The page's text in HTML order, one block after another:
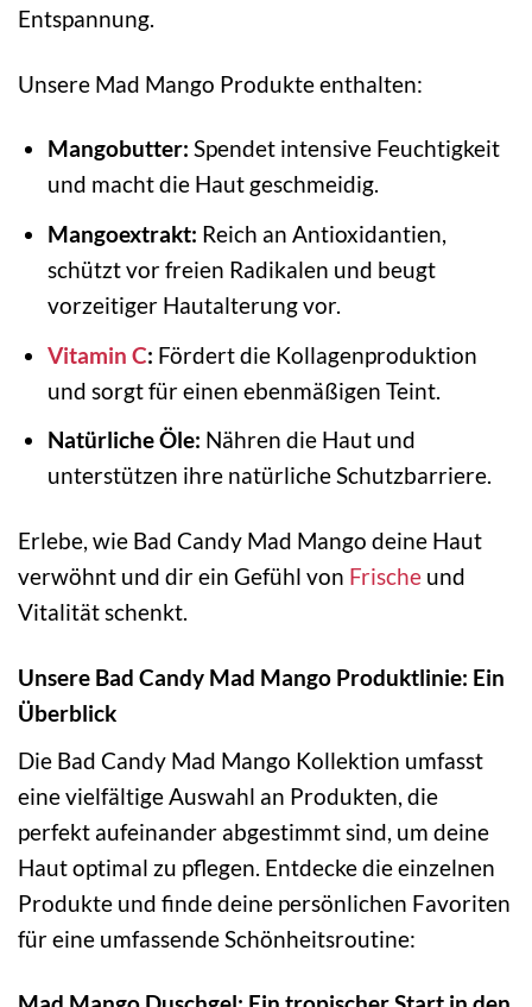
Entspannung.
Unsere Mad Mango Produkte enthalten:
Mangobutter: Spendet intensive Feuchtigkeit
und macht die Haut geschmeidig.
Mangoextrakt: Reich an Antioxidantien,
schützt vor freien Radikalen und beugt
vorzeitiger Hautalterung vor.
Vitamin C: Fördert die Kollagenproduktion
und sorgt für einen ebenmäßigen Teint.
Natürliche Öle: Nähren die Haut und
unterstützen ihre natürliche Schutzbarriere.
Erlebe, wie Bad Candy Mad Mango deine Haut
verwöhnt und dir ein Gefühl von Frische und
Vitalität schenkt.
Unsere Bad Candy Mad Mango Produktlinie: Ein
Überblick
Die Bad Candy Mad Mango Kollektion umfasst
eine vielfältige Auswahl an Produkten, die
perfekt aufeinander abgestimmt sind, um deine
Haut optimal zu pflegen. Entdecke die einzelnen
Produkte und finde deine persönlichen Favoriten
für eine umfassende Schönheitsroutine: